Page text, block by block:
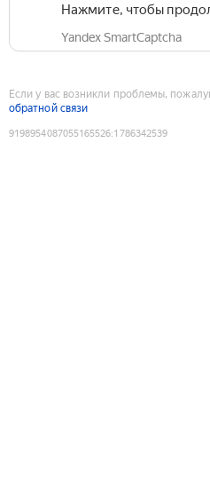
Нажмите, чтобы
Yandex SmartCaptcha
Если у вас возникли проблемы,
обратной связи
9198954087055165526:1786342539